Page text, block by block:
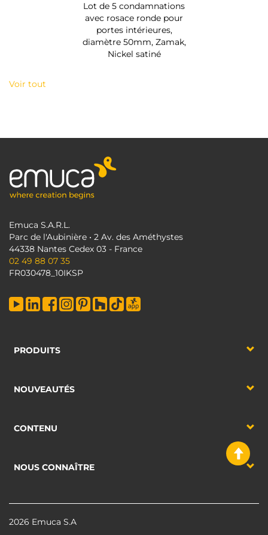
Lot de 5 condamnations
avec rosace ronde pour
portes intérieures,
diamètre 50mm, Zamak,
Nickel satiné
Voir tout
Emuca S.A.R.L.
Parc de l'Aubinière • 2 Av. des Améthystes
44338 Nantes Cedex 03 - France
02 49 88 07 35
FR030478_10IKSP
PRODUITS
NOUVEAUTÉS
CONTENU
NOUS CONNAÎTRE
2026 Emuca S.A